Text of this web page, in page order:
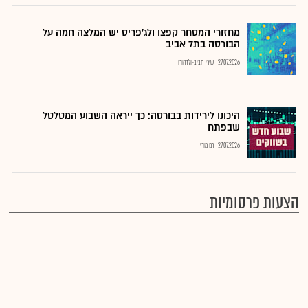
מחזורי המסחר קפצו ולג'פריס יש המלצה חמה על
הבורסה בתל אביב
27.07.2026 שירי חביב-ולדהורן
היכונו לירידות בבורסה: כך ייראה השבוע המטלטל
שבפתח
27.07.2026 רם מורי
הצעות פרסומיות